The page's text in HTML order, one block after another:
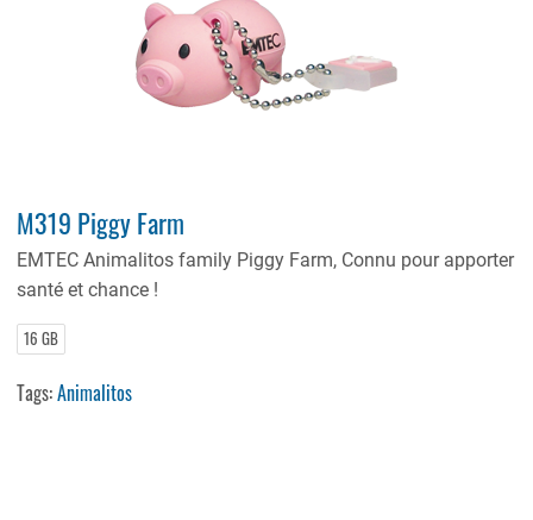
M319 Piggy Farm
EMTEC Animalitos family Piggy Farm, Connu pour apporter
santé et chance !
16 GB
Tags:Animalitos